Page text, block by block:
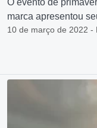
O evento de
marca apresentou
10 de março de 2022 -